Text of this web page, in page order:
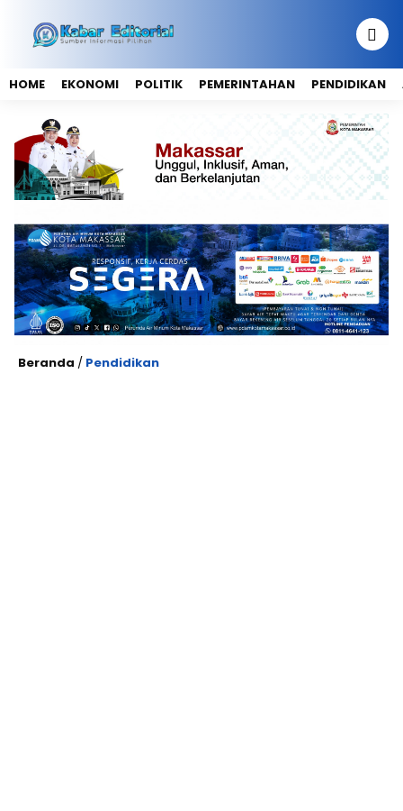
HOME EKONOMI POLITIK PEMERINTAHAN PENDIDIKAN
Beranda / Pendidikan